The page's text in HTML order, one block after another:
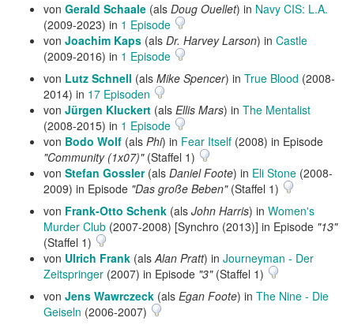
von Gerald Schaale (als Doug Ouellet) in Navy CIS: L.A.
(2009-2023) in 1 Episode
von Joachim Kaps (als Dr. Harvey Larson) in Castle
(2009-2016) in 1 Episode
von Lutz Schnell (als Mike Spencer) in True Blood (2008-
2014) in 17 Episoden
von Jürgen Kluckert (als Ellis Mars) in The Mentalist
(2008-2015) in 1 Episode
von Bodo Wolf (als Phi) in Fear Itself (2008) in Episode
"Community (1x07)"(Staffel 1)
von Stefan Gossler(als Daniel Foote) in Eli Stone (2008-
2009) in Episode "Das große Beben"(Staffel 1)
von Frank-Otto Schenk (als John Harris) in Women's
Murder Club (2007-2008) [Synchro (2013)] in Episode "13"
(Staffel 1)
von Ulrich Frank (alsAlan Pratt) in Journeyman - Der
Zeitspringer (2007) in Episode "3"(Staffel 1)
von Jens Wawrczeck (als Egan Foote) in The Nine - Die
Geiseln (2006-2007)